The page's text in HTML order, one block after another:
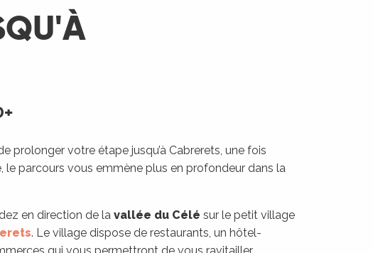
prolonger votre étape jusqu’à Cabrerets, une fois
le parcours vous emmène plus en profondeur dans la
en direction de la vallée du Célé sur le petit village
. Le village dispose de restaurants, un hôtel-